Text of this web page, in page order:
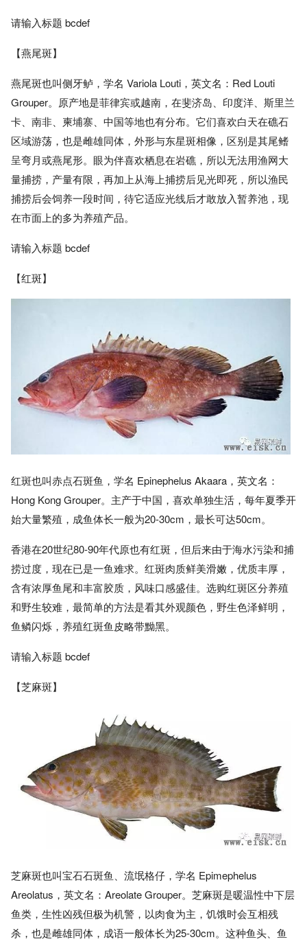
请输入标题 bcdef
【燕尾斑】
燕尾斑也叫侧牙鲈，学名 Variola Louti，英文名：Red Louti
Grouper。原产地是菲律宾或越南，在斐济岛、印度洋、斯里兰
卡、南非、柬埔寨、中国等地也有分布。它们喜欢白天在礁石
区域游荡，也是雌雄同体，外形与东星斑相像，区别是其尾鳍
呈弯月或燕尾形。眼为伴喜欢栖息在岩礁，所以无法用渔网大
量捕捞，产量有限，再加上从海上捕捞后见光即死，所以渔民
捕捞后会饲养一段时间，待它适应光线后才敢放入暂养池，现
在市面上的多为养殖产品。
请输入标题 bcdef
【红斑】
红斑也叫赤点石斑鱼，学名 Epinephelus Akaara，英文名：
Hong Kong Grouper。主产于中国，喜欢单独生活，每年夏季开
始大量繁殖，成鱼体长一般为20-30cm，最长可达50cm。
香港在20世纪80-90年代原也有红斑，但后来由于海水污染和捕
捞过度，现在已是一鱼难求。红斑肉质鲜美滑嫩，优质丰厚，
含有浓厚鱼尾和丰富胶质，风味口感盛佳。选购红斑区分养殖
和野生较难，最简单的方法是看其外观颜色，野生色泽鲜明，
鱼鳞闪烁，养殖红斑鱼皮略带黝黑。
请输入标题 bcdef
【芝麻斑】
芝麻斑也叫宝石石斑鱼、流氓格仔，学名 Epimephelus
Areolatus，英文名：Areolate Grouper。芝麻斑是暖温性中下层
鱼类，生性凶残但极为机警，以肉食为主，饥饿时会互相残
杀，也是雌雄同体，成语一般体长为25-30cm。这种鱼头、鱼